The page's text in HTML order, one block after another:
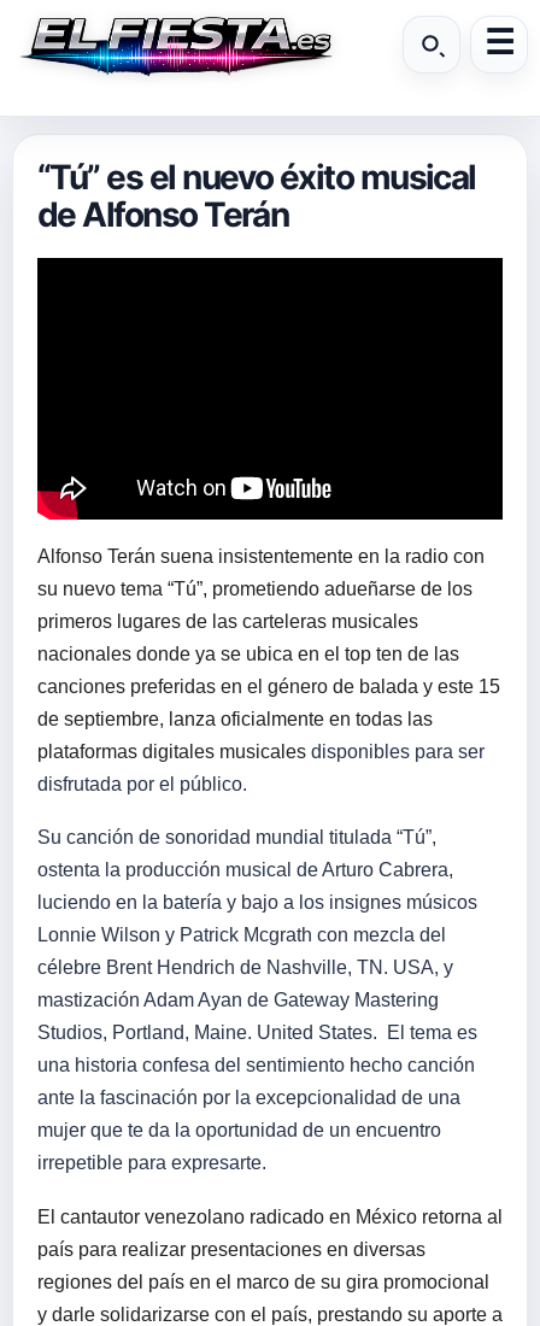
“Tú” es el nuevo éxito musical
de Alfonso Terán
Alfonso Terán suena insistentemente en la radio con
su nuevo tema “Tú”, prometiendo adueñarse de los
primeros lugares de las carteleras musicales
nacionales donde ya se ubica en el top ten de las
canciones preferidas en el género de balada y este 15
de septiembre, lanza oficialmente en todas las
plataformas digitales musicales disponibles para ser
disfrutada por el público.
Su canción de sonoridad mundial titulada “Tú”,
ostenta la producción musical de Arturo Cabrera,
luciendo en la batería y bajo a los insignes músicos
Lonnie Wilson y Patrick Mcgrath con mezcla del
célebre Brent Hendrich de Nashville, TN. USA, y
mastización Adam Ayan de Gateway Mastering
Studios, Portland, Maine. United States.
El tema es
una historia confesa del sentimiento hecho canción
ante la fascinación por la excepcionalidad de una
mujer que te da la oportunidad de un encuentro
irrepetible para expresarte.
El cantautor venezolano radicado en México retorna al
país para realizar presentaciones en diversas
regiones del país en el marco de su gira promocional
y darle solidarizarse con el país, prestando su aporte a